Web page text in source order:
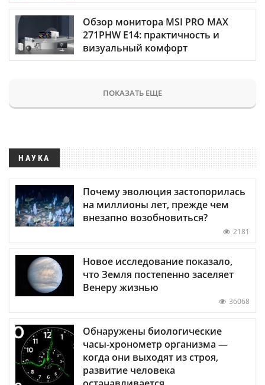
Обзор монитора MSI PRO MAX
271PHW E14: практичность и
визуальный комфорт
ПОКАЗАТЬ ЕЩЕ
НАУКА
Почему эволюция застопорилась
на миллионы лет, прежде чем
внезапно возобновиться?
2181
Новое исследование показало,
что Земля постепенно заселяет
Венеру жизнью
36068
Обнаружены биологические
часы-хронометр организма —
когда они выходят из строя,
развитие человека